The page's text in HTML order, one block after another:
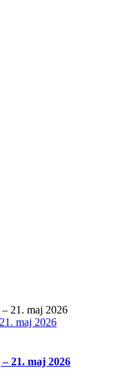
maj 2026
21. maj 2026